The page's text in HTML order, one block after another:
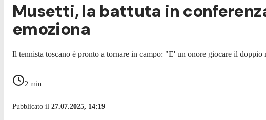
Musetti, la battuta in
emoziona
Il tennista toscano è pronto a tornare in campo: "E' un onore giocare il
2 min
Pubblicato il 27.07.2025, 14:19